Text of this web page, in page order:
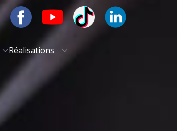
Réalisations